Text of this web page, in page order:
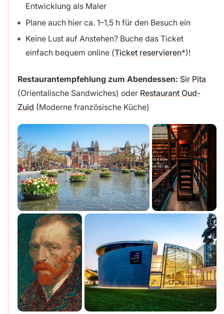
Entwicklung als Maler
Plane auch hier ca. 1–1,5 h für den Besuch ein
Keine Lust auf Anstehen? Buche das Ticket
einfach bequem online (Ticket reservieren )!
Restaurantempfehlung zum Abendessen: Sir Pita
(Orientalische Sandwiches) oder Restaurant Oud-
Zuid (Moderne französische Küche)